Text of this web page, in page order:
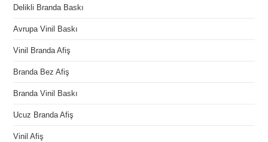
Delikli Branda Baskı
Avrupa Vinil Baskı
Vinil Branda Afiş
Branda Bez Afiş
Branda Vinil Baskı
Ucuz Branda Afiş
Vinil Afiş